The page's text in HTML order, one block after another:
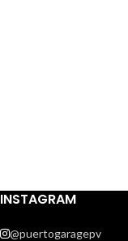
INSTAGRAM
@puertogaragepv